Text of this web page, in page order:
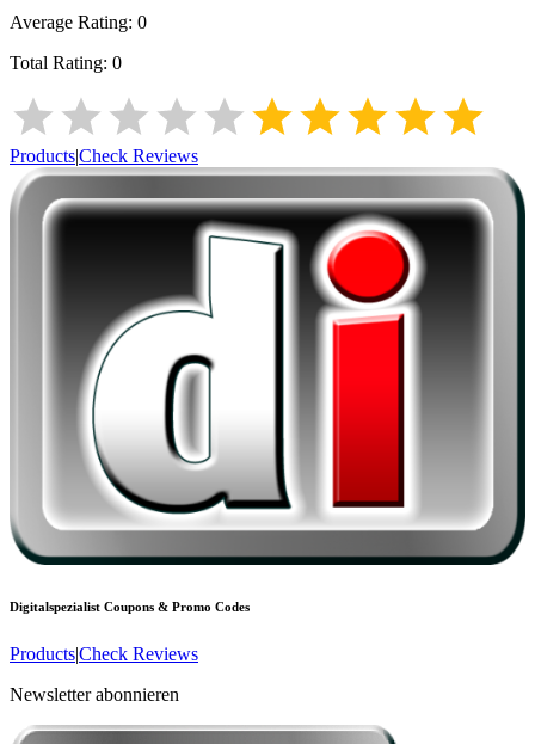
Average Rating: 0
Total Rating: 0
Products|Check Reviews
Digitalspezialist Coupons & Promo Codes
Products|Check Reviews
Newsletter abonnieren